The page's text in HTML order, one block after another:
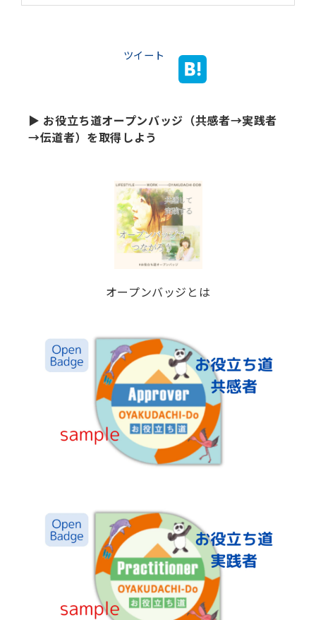
ツイート
▶ お役立ち道オープンバッジ（共感者→実践者
→伝道者）を取得しよう
オープンバッジとは